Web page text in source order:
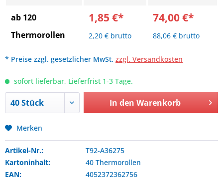
ab 120
Thermorollen
1,85 €*
2,20 € brutto
74,00 €*
88,06 € brutto
* Preise zzgl. gesetzlicher MwSt. zzgl. Versandkosten
sofort lieferbar, Lieferfrist 1-3 Tage.
In den Warenkorb
Merken
Artikel-Nr.:
T92-A36275
Kartoninhalt:
40 Thermorollen
EAN:
4052372362756